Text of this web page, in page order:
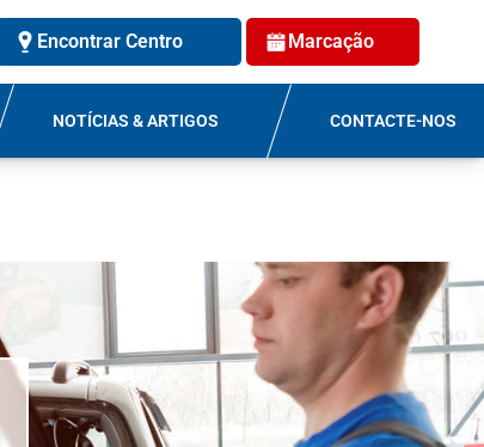
Encontrar Centro Marcação
NOTÍCIAS & ARTIGOS CONTACTE-NOS